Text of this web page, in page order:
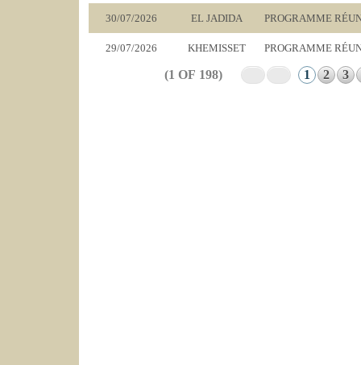
30/07/2026 EL JADIDA PROGRAMME
29/07/2026 KHEMISSET PROGRAMME
(1 OF 198) 1 2 3